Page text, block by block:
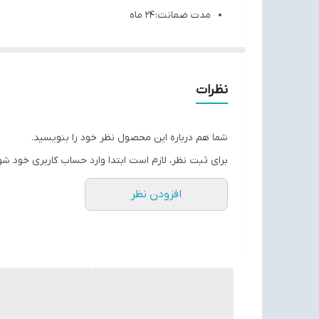
مدت ضمانت: ۲۴ ماه
ابعاد: 600x600x850 mm
رده انرژی: ++A
نظرات
شما هم درباره این محصول نظر خود را بنویسید.
برای ثبت نظر، لازم است ابتدا وارد حساب کاربری خود
افزودن نظر